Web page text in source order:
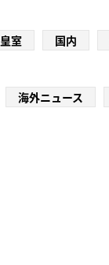
皇室 国内
海外ニュース